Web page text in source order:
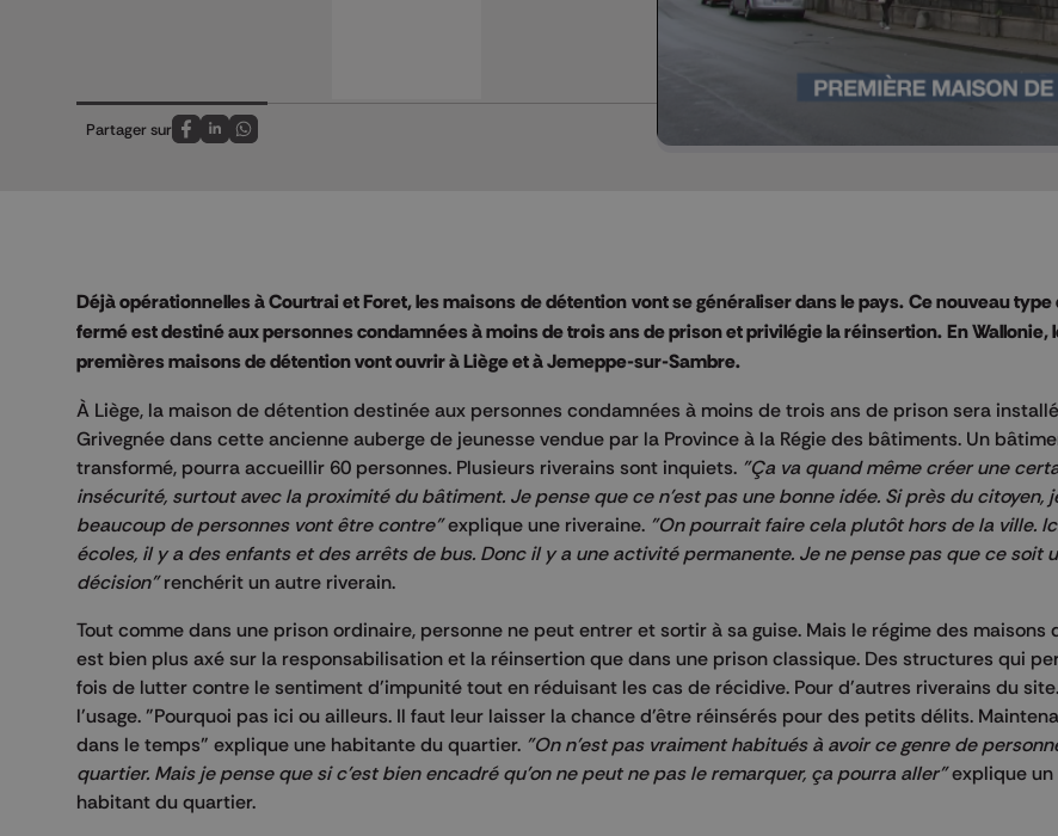
Partager sur
Partagez sur FaceBook
Partagez sur LinkedIn
Partagez sur Whatsapp
Déjà opérationnelles à Courtrai et Foret, les maisonsde détentionvont se généraliser dans le pays.Ce nouveau type
fermé est destiné aux personnes condamnées à moins de trois ans de prison et privilégie la réinsertion.En Wallonie,
premières maisons de détention vont ouvrir à Liège et à Jemeppe-sur-Sambre.
À Liège, la maison de détention destinée aux personnes condamnées à moins de trois ans de prison sera
Grivegnée dans cette ancienne auberge de jeunesse vendue par la Province à la Régie des bâtiments. Un
transformé, pourra accueillir 60 personnes. Plusieurs riverains sont inquiets. "Ça va quand même créer une
insécurité, surtout avec la proximité du bâtiment. Je pense que ce n'est pas une bonne idée. Si près du citoyen,
beaucoup de personnes vont être contre"explique une riveraine. "On pourrait faire cela plutôt hors de la ville.
écoles, il y a des enfants et des arrêts de bus. Donc il y a une activité permanente. Je ne pense pas que ce soit
décision"renchérit un autre riverain.
Tout comme dans une prison ordinaire, personne ne peut entrer et sortir à sa guise. Mais le régime des maisons
est bien plus axé sur la responsabilisation et la réinsertion que dans une prison classique. Des structures qui
fois de lutter contre le sentiment d'impunité tout en réduisant les cas de récidive. Pour d'autres riverains du
l'usage. "Pourquoi pas ici ou ailleurs. Il faut leur laisser la chance d'être réinsérés pour des petits délits.
dans le temps" explique une habitante du quartier. "On n'est pas vraiment habitués à avoir ce genre de
quartier. Mais je pense que si c'est bien encadré qu'on ne peut ne pas le remarquer, ça pourra aller"explique un
habitant du quartier.